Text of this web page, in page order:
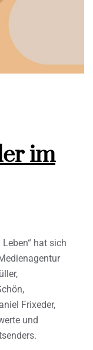
im
hat sich
Frixeder,
und